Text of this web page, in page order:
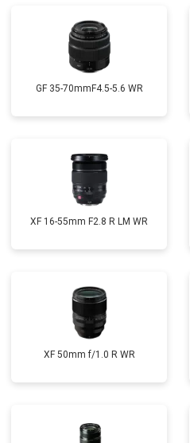
GF 35-70mmF4.5-5.6 WR
XF 16-55mm F2.8 R LM WR
XF 50mm f/1.0 R WR